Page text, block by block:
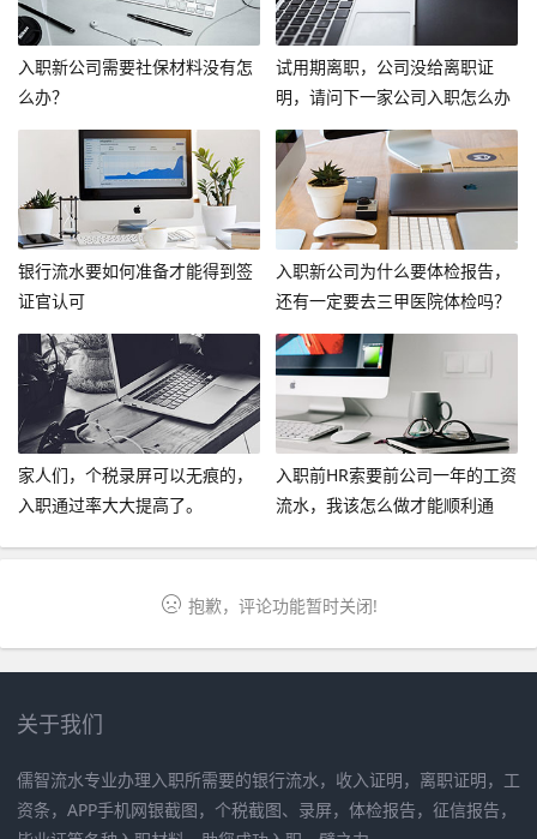
入职新公司需要社保材料没有怎
么办？
试用期离职，公司没给离职证
明，请问下一家公司入职怎么办
呢？
银行流水要如何准备才能得到签
证官认可
入职新公司为什么要体检报告，
还有一定要去三甲医院体检吗？
家人们，个税录屏可以无痕的，
入职通过率大大提高了。
入职前HR索要前公司一年的工资
流水，我该怎么做才能顺利通
抱歉，评论功能暂时关闭!
关于我们
儒智流水专业办理入职所需要的银行流水，收入证明，离职证明，工
资条，APP手机网银截图，个税截图、录屏，体检报告，征信报告，